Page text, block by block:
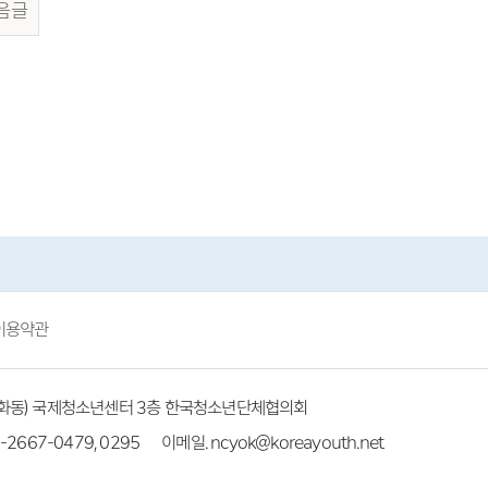
글
용약관
) 국제청소년센터 3층 한국청소년단체협의회
2667-0479, 0295
이메일. ncyok@koreayouth.net